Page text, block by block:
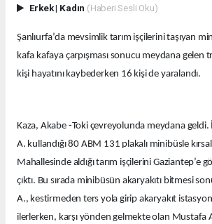
Erkek| Kadın (Haberi Sesli Oku)
Şanlıurfa’da mevsimlik tarım işçilerini taşıyan
kafa kafaya çarpışması sonucu meydana gelen
kişi hayatını kaybederken 16 kişi de yaralandı.
Kaza, Akabe -Toki çevreyolunda meydana
A. kullandığı 80 ABM 131 plakalı minibüsle
Mahallesinde aldığı tarım işçilerini Gaziantep’e
çıktı. Bu sırada minibüsün akaryakıtı bitmesi
A., kestirmeden ters yola girip akaryakıt
ilerlerken, karşı yönden gelmekte olan Mustafa